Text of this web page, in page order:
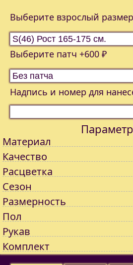
Выберите взрослый размер
Выберите патч +600 ₽
Надпись и номер для
Материал
Качество
Расцветка
Сезон
Размерность
Пол
Рукав
Комплект